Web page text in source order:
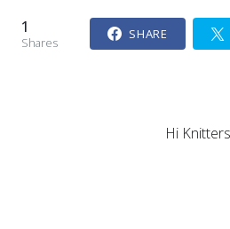
1
Shares
SHARE
Hi